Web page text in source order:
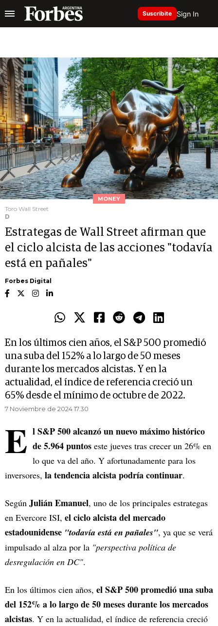
Suscribite Sign In
MONEY
Toro Wall Street
D
Estrategas de Wall Street afirman que
el ciclo alcista de las acciones "todavía
está en pañales"
Forbes Digital
En los últimos cien años, el S&P 500 promedió
una suba del 152% a lo largo de 50 meses
durante los mercados alcistas. Y en la
actualidad, el índice de referencia creció un
65% desde el mínimo de octubre de 2022.
7 Noviembre de 2024 17.30
E l S&P 500 alcanzó un nuevo máximo histórico
de 5.964 puntos este jueves tras crecer un 26% en
lo que va del año. Y afortunadamente para los
inversores, la tendencia alcista podría continuar.
Según Julián Emanuel, uno de los principales estrategas
en Evercore ISI, el ciclo alcista del mercado
estadounidense "todavía está en pañales", ya que se verá
impulsado al alza por la "perspectiva política de
desregulación en DC".
En los últimos cien años, el S&P 500 promedió una suba
del 152% a lo largo de 50 meses durante los mercados
alcistas. Y en la actualidad, el índice de referencia creció